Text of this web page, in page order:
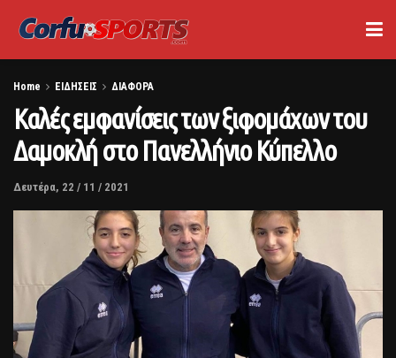
Home ΕΙΔΗΣΕΙΣ ΔΙΑΦΟΡΑ
Καλές εμφανίσεις των ξιφομάχων του
Δαμοκλή στο Πανελλήνιο Κύπελλο
Δευτέρα, 22 / 11 / 2021